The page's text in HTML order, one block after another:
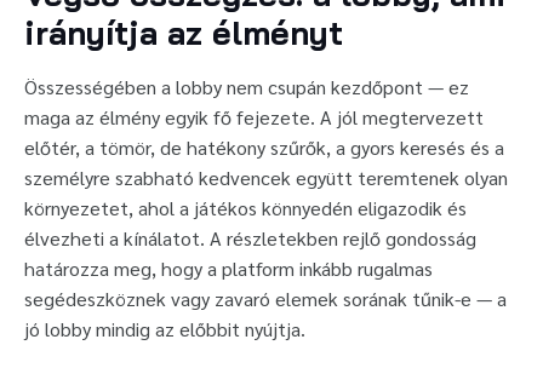
irányítja az élményt
Összességében a lobby nem csupán kezdőpont — ez
maga az élmény egyik fő fejezete. A jól megtervezett
előtér, a tömör, de hatékony szűrők, a gyors keresés és a
személyre szabható kedvencek együtt teremtenek olyan
környezetet, ahol a játékos könnyedén eligazodik és
élvezheti a kínálatot. A részletekben rejlő gondosság
határozza meg, hogy a platform inkább rugalmas
segédeszköznek vagy zavaró elemek sorának tűnik-e — a
jó lobby mindig az előbbit nyújtja.